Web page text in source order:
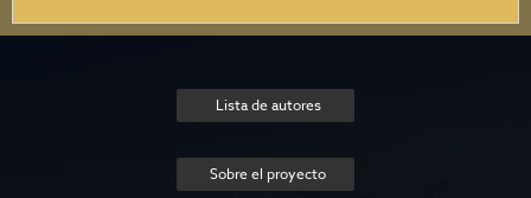
Lista de autores
Sobre el proyecto